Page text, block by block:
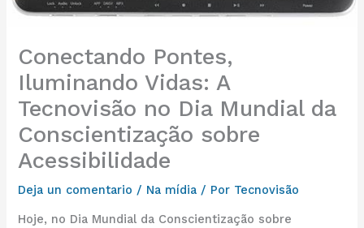
Conectando Pontes,
Iluminando Vidas: A
Tecnovisão no Dia Mundial da
Conscientização sobre
Acessibilidade
Deja un comentario / Na mídia / Por Tecnovisão
Hoje, no Dia Mundial da Conscientização sobre